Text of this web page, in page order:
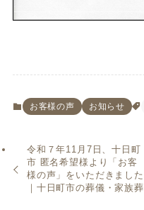
お客様の声 お知らせ
令和７年11月7日、十日町
市 匿名希望様より「お客
様の声」をいただきました
｜十日町市の葬儀・家族葬